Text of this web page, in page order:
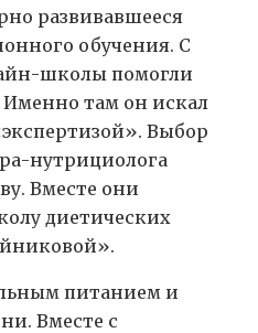
развивавшееся
обучения. С
школы помогли
Именно там он искал
Выбор
нутрициолога
Вместе они
диетических
питанием и
Вместе с